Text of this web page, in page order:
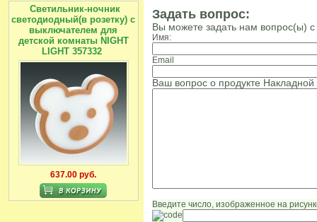
Светильник-ночник
светодиодный(в розетку) с
выключателем для
детской комнаты NIGHT
LIGHT 357332
637.00 руб.
Задать вопрос:
Вы можете задать нам
Имя:
Email
Ваш вопрос о продукте
Введите число, изображенное на